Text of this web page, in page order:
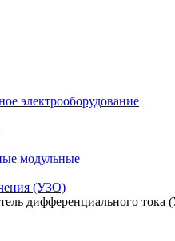
электрооборудование
модульные
(УЗО)
дифференциального